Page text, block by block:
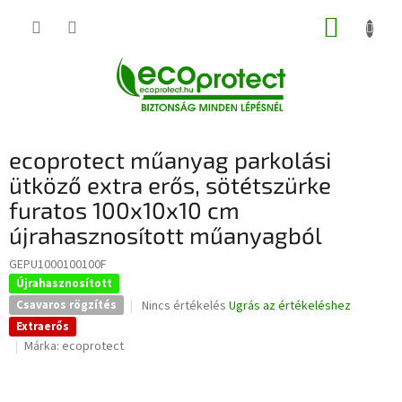
KOSÁR
ecoprotect műanyag parkolási
ütköző extra erős, sötétszürke
furatos 100x10x10 cm
újrahasznosított műanyagból
GEPU1000100100F
Újrahasznosított
Csavaros rögzítés
Extraerős
A
Nincs értékelés Ugrás az értékeléshez
Márka: ecoprotect